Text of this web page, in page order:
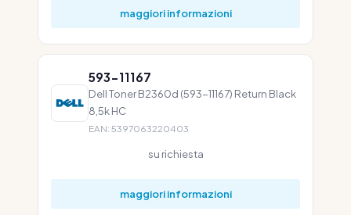
maggiori informazioni
593-11167
Dell Toner B2360d (593-11167) Return Black
8,5k HC
EAN: 5397063220403
su richiesta
maggiori informazioni